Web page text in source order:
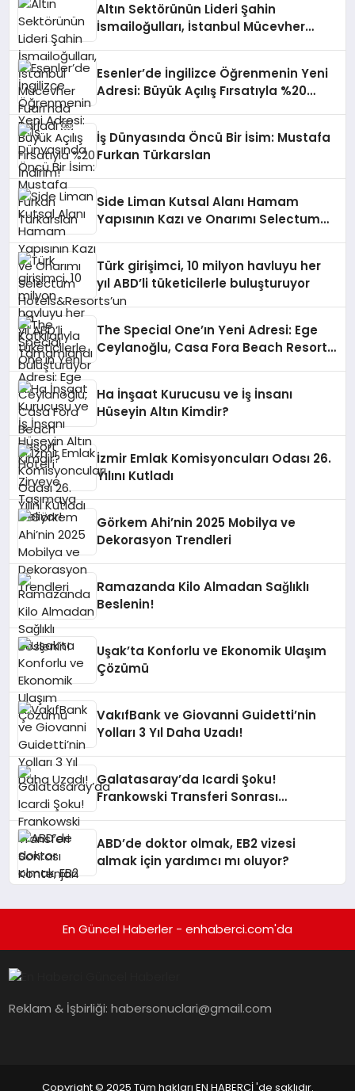
Altın Sektörünün Lideri Şahin
İsmailoğulları, İstanbul Mücevher
Esenler’de İngilizce Öğrenmenin Yeni
Adresi: Büyük Açılış Fırsatıyla %20
İş Dünyasında Öncü Bir İsim: Mustafa
Furkan Türkarslan
Side Liman Kutsal Alanı Hamam
Yapısının Kazı ve Onarımı Selectum
Türk girişimci, 10 milyon havluyu her
yıl ABD’li tüketicilerle buluşturuyor
The Special One’ın Yeni Adresi: Ege
Ceylanoğlu, Casa Fora Beach Resort
Ha İnşaat Kurucusu ve İş İnsanı
Hüseyin Altın Kimdir?
İzmir Emlak Komisyoncuları Odası 26.
Yılını Kutladı
Görkem Ahi’nin 2025 Mobilya ve
Dekorasyon Trendleri
Ramazanda Kilo Almadan Sağlıklı
Beslenin!
Uşak’ta Konforlu ve Ekonomik Ulaşım
Çözümü
VakıfBank ve Giovanni Guidetti’nin
Yolları 3 Yıl Daha Uzadı!
Galatasaray’da Icardi Şoku!
Frankowski Transferi Sonrası
ABD’de doktor olmak, EB2 vizesi
almak için yardımcı mı oluyor?
En Güncel Haberler - enhaberci.com'da
Reklam & İşbirliği:habersonuclari@gmail.com
Copyright © 2025 Tüm hakları EN HABERCİ 'de saklıdır.